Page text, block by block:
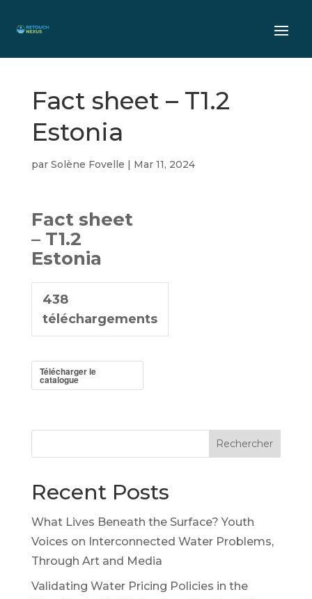
Fact sheet – T1.2
Estonia
par Solène Fovelle | Mar 11, 2024
Fact sheet
– T1.2
Estonia
438
téléchargements
Télécharger le
catalogue
Rechercher
Recent Posts
What Lives Beneath the Surface? Youth
Voices on Interconnected Water Problems,
Through Art and Media
Validating Water Pricing Policies in the